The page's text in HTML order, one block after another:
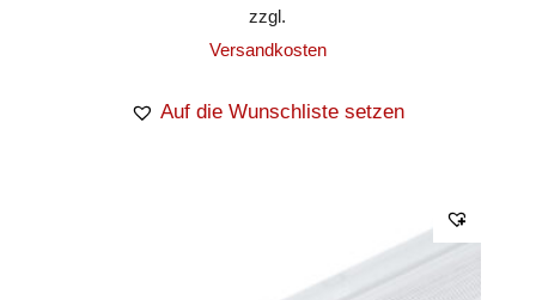
zzgl.
Versandkosten
Auf die Wunschliste setzen